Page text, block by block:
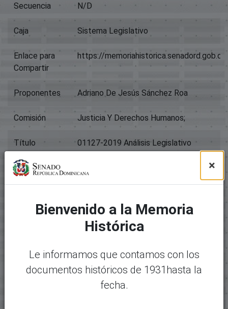
Secuencia N/D
Caja Sistema Legislativo
Enlace para
Compartir
https://
Proponentes Adriano De Jesús Sánchez Roa
Comisión Justicia Y Derechos Humanos;
Título 01127-2019 Análisis Legislativo
Tipo
Paquete original
28744-30837 - 01127-2019
Análisis Legislativo.pdf
argar
×
Bienvenido a la Memoria
Histórica
Le informamos que contamos con los
documentos históricos de 1931hasta la
fecha.